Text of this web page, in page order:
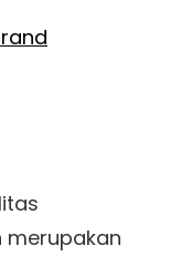
merupakan